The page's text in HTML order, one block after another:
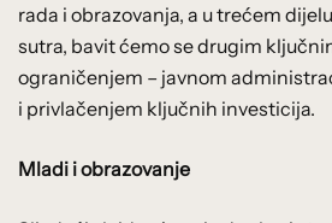
rada i obrazovanja, a u trećem
sutra, bavit ćemo se drugim
ograničenjem – javnom
i privlačenjem ključnih investicija.
Mladi i obrazovanje